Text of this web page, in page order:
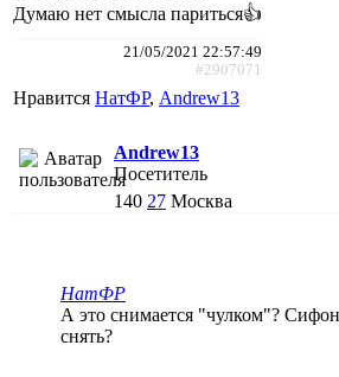
Думаю нет смысла париться👍
21/05/2021 22:57:49
#2907071
Нравится НатФР, Andrew13
Andrew13
Посетитель
140 27 Москва
НатФР
А это снимается "чулком"?
снять?